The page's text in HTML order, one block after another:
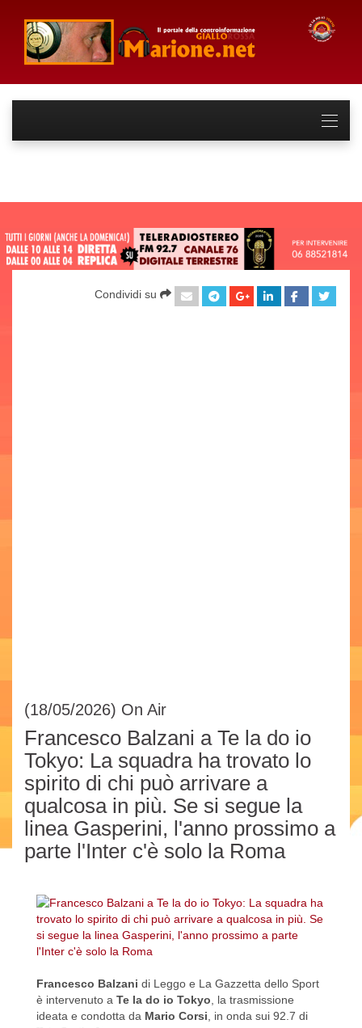
Condividi su
(18/05/2026) On Air
Francesco Balzani a Te la do io
Tokyo: La squadra ha trovato lo
spirito di chi può arrivare a
qualcosa in più. Se si segue la
linea Gasperini, l'anno prossimo a
parte l'Inter c'è solo la Roma
Francesco Balzani di Leggo e La Gazzetta dello Sport
è intervenuto a Te la do io Tokyo, la trasmissione
ideata e condotta da Mario Corsi, in onda sui 92.7 di